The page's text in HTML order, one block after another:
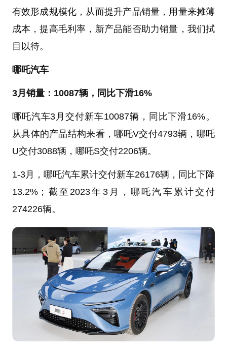
有效形成规模化，从而提升产品销量，用量来摊薄
成本，提高毛利率，新产品能否助力销量，我们拭
目以待。
哪吒汽车
3月销量：10087辆，同比下滑16%
哪吒汽车3月交付新车10087辆，同比下滑16%。
从具体的产品结构来看，哪吒V交付4793辆，哪吒
U交付3088辆，哪吒S交付2206辆。
1-3月，哪吒汽车累计交付新车26176辆，同比下降
13.2%；截至2023年3月，哪吒汽车累计交付
274226辆。